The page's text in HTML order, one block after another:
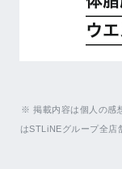
※ 掲載内容は個人の感
はSTLiNEグループ全店